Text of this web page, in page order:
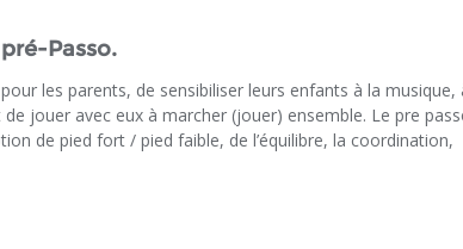
Passo.
les parents, de sensibiliser leurs enfants à la musique,
jouer avec eux à marcher (jouer) ensemble. Le pre
de pied fort / pied faible, de l’équilibre, la coordination,